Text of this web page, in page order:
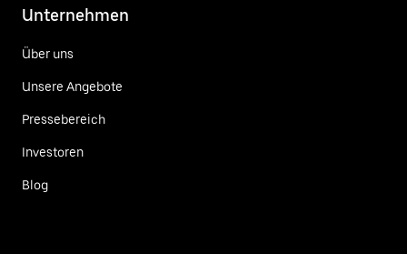
Unternehmen
Über uns
Unsere Angebote
Pressebereich
Investoren
Blog